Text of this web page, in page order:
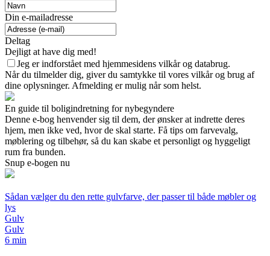
Din e-mailadresse
Deltag
Dejligt at have dig med!
Jeg er indforstået med hjemmesidens vilkår og databrug.
Når du tilmelder dig, giver du samtykke til vores vilkår og brug af
dine oplysninger. Afmelding er mulig når som helst.
En guide til boligindretning for nybegyndere
Denne e-bog henvender sig til dem, der ønsker at indrette deres
hjem, men ikke ved, hvor de skal starte. Få tips om farvevalg,
møblering og tilbehør, så du kan skabe et personligt og hyggeligt
rum fra bunden.
Snup e-bogen nu
Sådan vælger du den rette gulvfarve, der passer til både møbler og
lys
Gulv
Gulv
6 min